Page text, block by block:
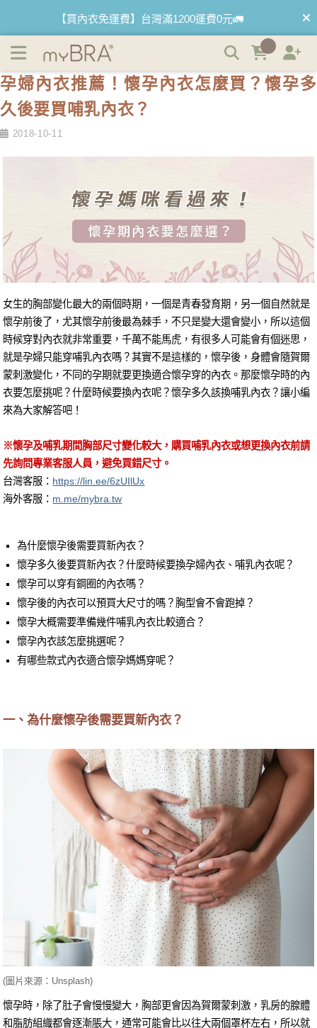
衣？ | myBRA 最懂妳的內衣品牌
【買內衣免運費】台灣滿1200運費0元🚛
【首購優惠】新客最高可折$150再免運❗
【夏日滿額贈】把衣物壓縮收納袋回家 🌞
孕婦內衣推薦！懷孕內衣怎麼買？懷孕多
久後要買哺乳內衣？
2018-10-11
女生的胸部變化最大的兩個時期，一個是青春發育期，另一個自然就是
懷孕前後了，尤其懷孕前後最為棘手，不只是變大還會變小，所以這個
時候穿對內衣就非常重要，千萬不能馬虎，有很多人可能會有個迷思，
就是孕婦只能穿哺乳內衣嗎？其實不是這樣的，懷孕後，身體會隨賀爾
蒙刺激變化，不同的孕期就要更換適合懷孕穿的內衣。那麼懷孕時的內
衣要怎麼挑呢？什麼時候要換內衣呢？懷孕多久該換哺乳內衣？讓小編
來為大家解答吧！
※懷孕及哺乳期間胸部尺寸變化較大，購買哺乳內衣或想更換內衣前請
先詢問專業客服人員，避免買錯尺寸。
台灣客服： https://lin.ee/6zUIlUx
海外客服： m.me/mybra.tw
為什麼懷孕後需要買新內衣？
懷孕多久後要買新內衣？什麼時候要換孕婦內衣、哺乳內衣呢？
懷孕可以穿有鋼圈的內衣嗎？
懷孕後的內衣可以預買大尺寸的嗎？胸型會不會跑掉？
懷孕大概需要準備幾件哺乳內衣比較適合？
懷孕內衣該怎麼挑選呢？
有哪些款式內衣適合懷孕媽媽穿呢？
一、為什麼懷孕後需要買新內衣？
(圖片來源：Unsplash)
懷孕時，除了肚子會慢慢變大，胸部更會因為賀爾蒙刺激，乳房的腺體
和脂肪組織都會逐漸脹大，通常可能會比以往大兩個罩杯左右，所以就